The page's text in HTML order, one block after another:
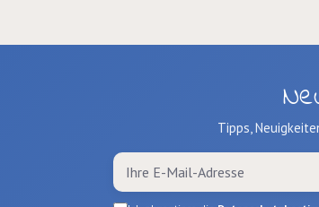
Farblich assortiert, Blau,
Tipps,